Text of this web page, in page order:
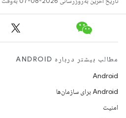
مطالب بیشتر درباره ANDROID
Android
Android برای سازمان‌ها
امنیت